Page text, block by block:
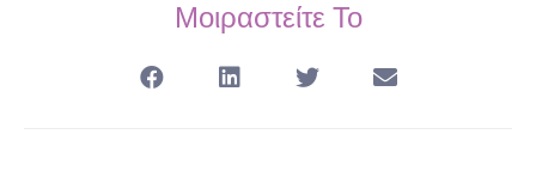
Μοιραστείτε Το